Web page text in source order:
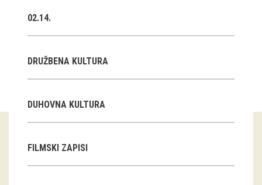
Občasne razstave
Gostovanja
E-razstave
Virtualni sprehodi
Napovednik
02.14.
DRUŽBENA KULTURA
DUHOVNA KULTURA
FILMSKI ZAPISI